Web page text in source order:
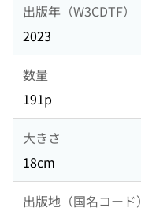
出版年（W3CDTF）
2023
数量
191p
大きさ
18cm
出版地（国名コード）